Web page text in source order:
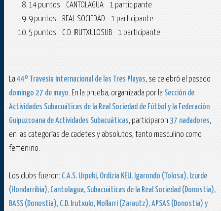
14 puntos CANTOLAGUA 1 participante
9 puntos REAL SOCIEDAD 1 participante
5 puntos C.D. IRUTXULOSUB 1 participante
La 44º Travesía Internacional de las Tres Playas, se celebró el pasado
domingo 27 de mayo. En la prueba, organizada por la Sección de
Actividades Subacuáticas de la Real Sociedad de Fútbol y la Federación
Guipuzcoana de Actividades Subacuáticas, participaron 37 nadadores,
en las categorías de cadetes y absolutos, tanto masculino como
femenino.
Los clubs fueron: C.A.S. Urpeki, Ordizia KEU, Igarondo (Tolosa), Izurde
(Hondarribia), Cantolagua, Subacuáticas de la Real Sociedad (Donostia),
BASS (Donostia), C.D. Irutxulo, Mollarri (Zarautz), APSAS (Donostia) y